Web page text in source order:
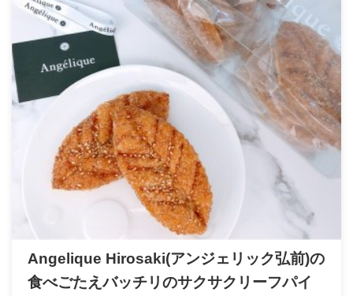
Angelique Hirosaki(アンジェリック弘前)の
食べごたえバッチリのサクサクリーフパイ